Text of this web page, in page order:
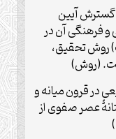
گسترش آیین
فرهنگی آن در
تحقیق،
(روش)
در قرون میانه و
عصر صفوی از